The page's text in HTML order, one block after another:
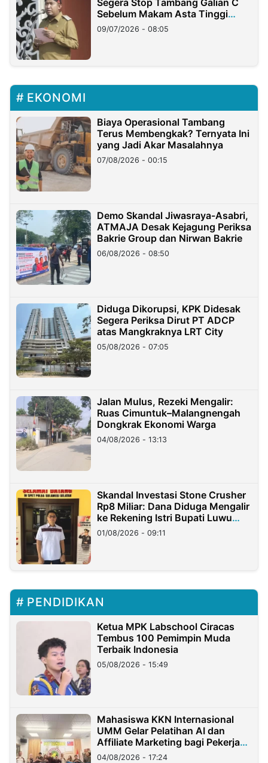
Sebelum Makam Asta Tinggi
Longsor
09/07/2026 - 08:05
EKONOMI
Biaya Operasional Tambang
Terus Membengkak? Ternyata Ini
yang Jadi Akar Masalahnya
07/08/2026 - 00:15
Demo Skandal Jiwasraya-Asabri,
ATMAJA Desak Kejagung Periksa
Bakrie Group dan Nirwan Bakrie
06/08/2026 - 08:50
Diduga Dikorupsi, KPK Didesak
Segera Periksa Dirut PT ADCP
atas Mangkraknya LRT City
05/08/2026 - 07:05
Jalan Mulus, Rezeki Mengalir:
Ruas Cimuntuk–Malangnengah
Dongkrak Ekonomi Warga
04/08/2026 - 13:13
Skandal Investasi Stone Crusher
Rp8 Miliar: Dana Diduga Mengalir
ke Rekening Istri Bupati Luwu
Timur
01/08/2026 - 09:11
PENDIDIKAN
Ketua MPK Labschool Ciracas
Tembus 100 Pemimpin Muda
Terbaik Indonesia
05/08/2026 - 15:49
Mahasiswa KKN Internasional
UMM Gelar Pelatihan AI dan
Affiliate Marketing bagi Pekerja
Migran Indonesia di Taiwan
04/08/2026 - 17:24